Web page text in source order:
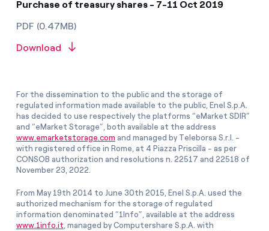
Purchase of treasury shares - 7-11 Oct 2019
PDF (0.47MB)
Download
For the dissemination to the public and the storage of
regulated information made available to the public, Enel S.p.A.
has decided to use respectively the platforms “eMarket SDIR”
and “eMarket Storage”, both available at the address
www.emarketstorage.com and managed by Teleborsa S.r.l. -
with registered office in Rome, at 4 Piazza Priscilla - as per
CONSOB authorization and resolutions n. 22517 and 22518 of
November 23, 2022.
From May 19th 2014 to June 30th 2015, Enel S.p.A. used the
authorized mechanism for the storage of regulated
information denominated “1Info”, available at the address
www.1info.it, managed by Computershare S.p.A. with